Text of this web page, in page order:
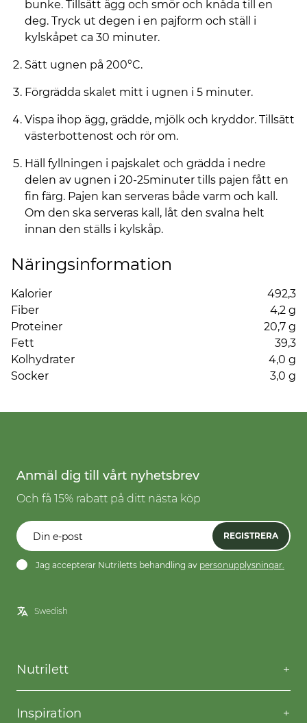
bunke. Tillsätt ägg och smör och knåda till en
deg. Tryck ut degen i en pajform och ställ i
kylskåpet ca 30 minuter.
Sätt ugnen på 200°C.
Förgrädda skalet mitt i ugnen i 5 minuter.
Vispa ihop ägg, grädde, mjölk och kryddor. Tillsätt
västerbottenost och rör om.
Häll fyllningen i pajskalet och grädda i nedre
delen av ugnen i 20-25minuter tills pajen fått en
fin färg. Pajen kan serveras både varm och kall.
Om den ska serveras kall, låt den svalna helt
innan den ställs i kylskåp.
Näringsinformation
Kalorier
492,3
Fiber
4,2 g
Proteiner
20,7 g
Fett
39,3
Kolhydrater
4,0 g
Socker
3,0 g
Anmäl dig till vårt nyhetsbrev
Och få 15% rabatt på ditt nästa köp
REGISTRERA
Jag accepterar Nutriletts behandling av personupplysningar.
Nutrilett
Kontakta oss
Frågor & svar
Inspiration